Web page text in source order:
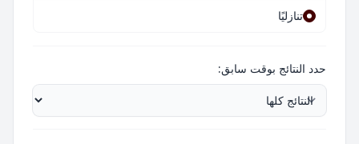
تنازليًا
حدد النتائج بوقت سابق: